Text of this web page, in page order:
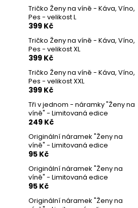
Tričko Ženy na víně - Káva, Víno,
Pes - velikost L
399 Kč
Tričko Ženy na víně - Káva, Víno,
Pes - velikost XL
399 Kč
Tričko Ženy na víně - Káva, Víno,
Pes - velikost XXL
399 Kč
Tři v jednom - náramky "Ženy na
víně" - Limitovaná edice
249 Kč
Originální náramek "Ženy na
víně" - Limitovaná edice
95 Kč
Originální náramek "Ženy na
víně" - Limitovaná edice
95 Kč
Originální náramek "Ženy na